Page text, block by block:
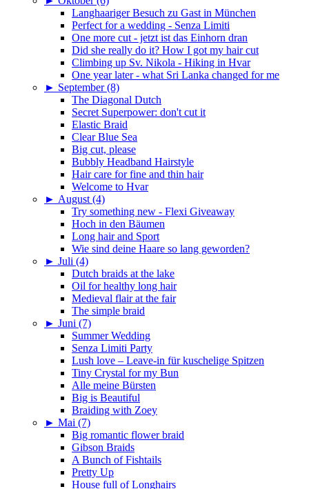
Langhaariger Besuch zu Gast in München
Perfect for a wedding - Senza Limiti
One more cut - jetzt ist das Einhorn dran
Did she really do it? How I got my hair cut
Climbing up Sv. Nikola - Hiking in Hvar
One year later - what Sri Lanka changed for me
► September (8)
The Diagonal Dutch
Secret Superpower: don't cut it
Elastic Braid
Clear Blue Sea
Big cut, please
Bubbly Headband Hairstyle
Hair care for fine and thin hair
Welcome to Hvar
► August (4)
Try something new - Flexi Giveaway
Hoch in den Bäumen
Long hair and Sport
Wie sind deine Haare so lang geworden?
► Juli (4)
Dutch braids at the lake
Oil for healthy long hair
Medieval flair at the fair
The simple braid
► Juni (7)
Summer Wedding
Senza Limiti Party
Lush love – Leave-in für kuschelige Spitzen
Tiny Crystal for my Bun
Alle meine Bürsten
Big is Beautiful
Braiding with Zoey
► Mai (7)
Big romantic flower braid
Gibson Braids
A Bunch of Fishtails
Pretty Up
House full of Longhairs